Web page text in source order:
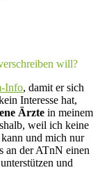
will?
Info, damit er sich
Interesse hat,
Ärzte in meinem
weil ich keine
und mich nur
an der ATnN einen
und